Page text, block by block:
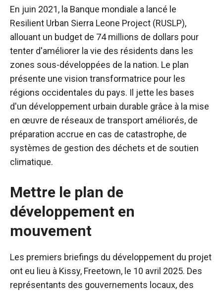
En juin 2021, la Banque mondiale a lancé le
Resilient Urban Sierra Leone Project (RUSLP),
allouant un budget de 74 millions de dollars pour
tenter d'améliorer la vie des résidents dans les
zones sous-développées de la nation. Le plan
présente une vision transformatrice pour les
régions occidentales du pays. Il jette les bases
d'un développement urbain durable grâce à la mise
en œuvre de réseaux de transport améliorés, de
préparation accrue en cas de catastrophe, de
systèmes de gestion des déchets et de soutien
climatique.
Mettre le plan de
développement en
mouvement
Les premiers briefings du développement du projet
ont eu lieu à Kissy, Freetown, le 10 avril 2025. Des
représentants des gouvernements locaux, des